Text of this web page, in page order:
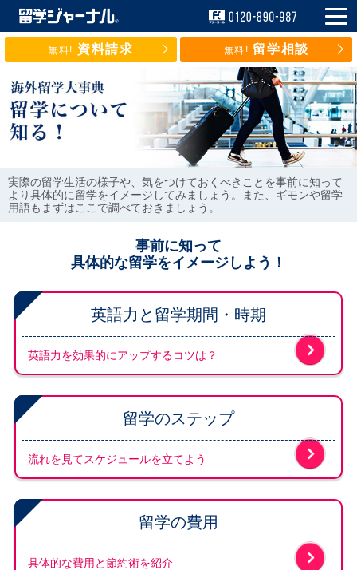
無料! 資料請求 無料! 留学相談
実際の留学生活の様子や、気をつけておくべきことを事前に知って
より具体的に留学をイメージしてみましょう。また、ギモンや留学
用語もまずはここで調べておきましょう。
事前に知って
具体的な留学をイメージしよう！
英語力と留学期間・時期
英語力を効果的にアップするコツは？
留学のステップ
流れを見てスケジュールを立てよう
留学の費用
具体的な費用と節約術を紹介